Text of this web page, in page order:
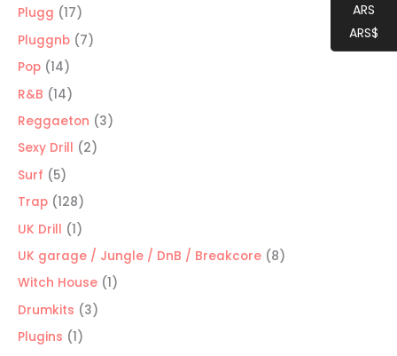
Plugg 1717
productos
Pluggnb 77
Pop 1414
productos
R&B 1414
productos
Reggaeton 33
Sexy Drill 22
Surf 55
productos
Trap 128128
productos
UK Drill 11
producto
UK garage / Jungle / DnB / Breakcore 88
Witch House 11
Drumkits 33
Plugins 11
ARS
ARS$